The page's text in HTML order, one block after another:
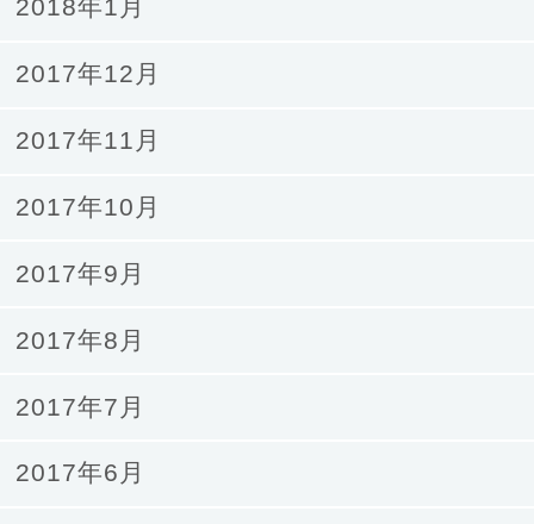
2018年1月
2017年12月
2017年11月
2017年10月
2017年9月
2017年8月
2017年7月
2017年6月